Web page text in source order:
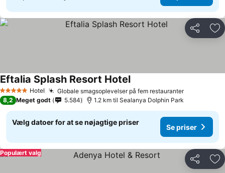
Del
5 Stjerner Hotel Globale smagsoplevelser på fem restauranter
Eftalia Splash Resort Hotel
8,2 Meget godt 5.584 1.2 km til Sealanya Dolphin Park
Vælg datoer for at se nøjagtige priser
Se priser
Del
Populært valg